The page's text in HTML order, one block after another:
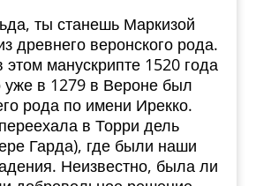
ты станешь Маркизой
древнего веронского рода.
манускрипте 1520 года
уже в 1279 в Вероне был
рода по имени Ирекко.
в Торри дель
Гарда), где были наши
Неизвестно, была ли